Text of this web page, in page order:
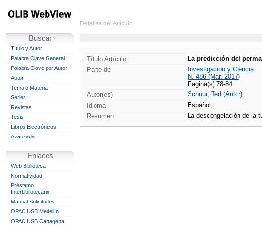
Buscar
Título y Autor
Palabra Clave General
Palabra Clave por Autor
Autor
Tema o Materia
Series
Revistas
Tesis
Libros Electrónicos
Avanzada
Enlaces
Web Biblioteca
Normatividad
Préstamo
Interbibliotecario
Manual Solicitudes
OPAC USB Medellín
OPAC USB Cartagena
Detalles del Artículo
Título Artículo La predicción del
Parte de
Investigación y Ciencia
N. 486 (Mar. 2017)
Pagina(s) 78-84
Autor(es)
Schuur, Ted (Autor)
Idioma
Español;
Resumen
La descongelación de la